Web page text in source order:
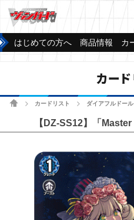
はじめての方へ 商品情報 カ
カー
ホームカードリスト ダイアフルドー
【DZ-SS12】「